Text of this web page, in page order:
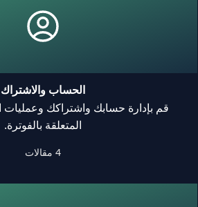
الحساب والاشتراك
قم بإدارة حسابك واشتراكك وعمليات
المتعلقة بالفوترة.
4 مقالات